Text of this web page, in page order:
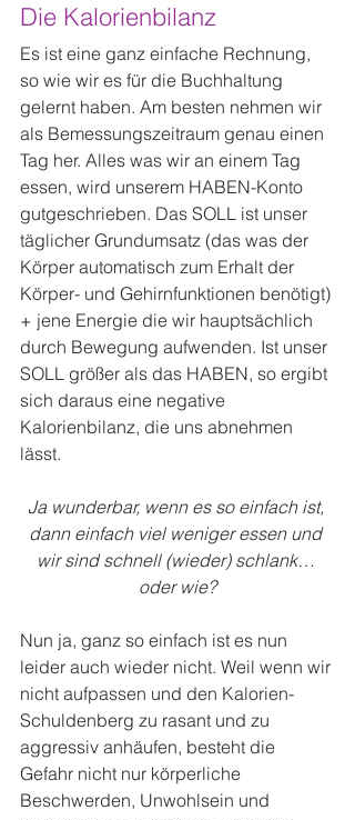
Die Kalorienbilanz
Es ist eine ganz einfache Rechnung,
so wie wir es für die Buchhaltung
gelernt haben. Am besten nehmen wir
als Bemessungszeitraum genau einen
Tag her. Alles was wir an einem Tag
essen, wird unserem HABEN-Konto
gutgeschrieben. Das SOLL ist unser
täglicher Grundumsatz (das was der
Körper automatisch zum Erhalt der
Körper- und Gehirnfunktionen benötigt)
+ jene Energie die wir hauptsächlich
durch Bewegung aufwenden. Ist unser
SOLL größer als das HABEN, so ergibt
sich daraus eine negative
Kalorienbilanz, die uns abnehmen
lässt.
Ja wunderbar, wenn es so einfach ist,
dann einfach viel weniger essen und
wir sind schnell (wieder) schlank…
oder wie?
Nun ja, ganz so einfach ist es nun
leider auch wieder nicht. Weil wenn wir
nicht aufpassen und den Kalorien-
Schuldenberg zu rasant und zu
aggressiv anhäufen, besteht die
Gefahr nicht nur körperliche
Beschwerden, Unwohlsein und